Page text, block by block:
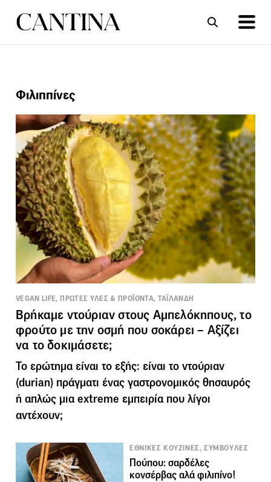
Φιλιππίνες
VEGAN LIFE, ΠΡΩΤΕΣ ΥΛΕΣ & ΠΡΟΪΟΝΤΑ, ΤΑΪΛΑΝΔΗ
Βρήκαμε ντούριαν στους Αμπελόκηπους, το
φρούτο με την οσμή που σοκάρει – Αξίζει
να το δοκιμάσετε;
Το ερώτημα είναι το εξής: είναι το ντούριαν
(durian) πράγματι ένας γαστρονομικός θησαυρός
ή απλώς μια extreme εμπειρία που λίγοι
αντέχουν;
ΕΘΝΙΚΕΣ ΚΟΥΖΙΝΕΣ, ΣΥΜΒΟΥΛΕΣ
Πούπου: σαρδέλες
κονσέρβας αλά φιλιπίνο!